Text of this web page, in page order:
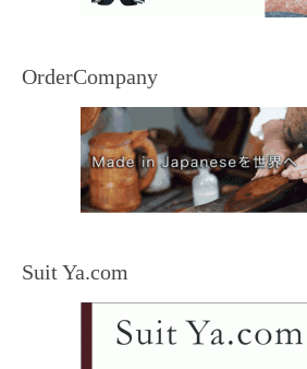
OrderCompany
Suit Ya.com